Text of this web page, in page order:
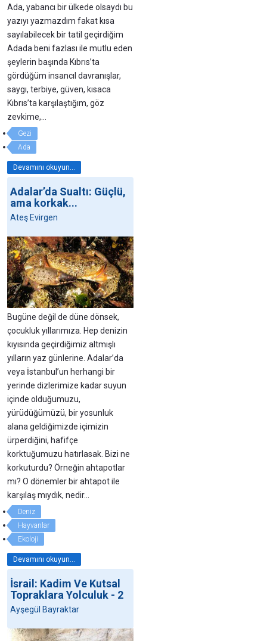
Ada, yabancı bir ülkede olsaydı bu
yazıyı yazmazdım fakat kısa
sayılabilecek bir tatil geçirdiğim
Adada beni fazlası ile mutlu eden
şeylerin başında Kıbrıs’ta
gördüğüm insancıl davranışlar,
saygı, terbiye, güven, kısaca
Kıbrıs’ta karşılaştığım, göz
zevkime,…
Gezi
Ada
Devamını okuyun...
Adalar’da Sualtı: Güçlü,
ama korkak...
Ateş Evirgen
Bugüne değil de düne dönsek,
çocukluk yıllarımıza. Hep denizin
kıyısında geçirdiğimiz altmışlı
yılların yaz günlerine. Adalar’da
veya İstanbul’un herhangi bir
yerinde dizlerimize kadar suyun
içinde olduğumuzu,
yürüdüğümüzü, bir yosunluk
alana geldiğimizde içimizin
ürperdiğini, hafifçe
korktuğumuzu hatırlasak. Bizi ne
korkuturdu? Örneğin ahtapotlar
mı? O dönemler bir ahtapot ile
karşılaş mıydık, nedir…
Deniz
Hayvanlar
Ekoloji
Devamını okuyun...
İsrail: Kadim Ve Kutsal
Topraklara Yolculuk - 2
Ayşegül Bayraktar